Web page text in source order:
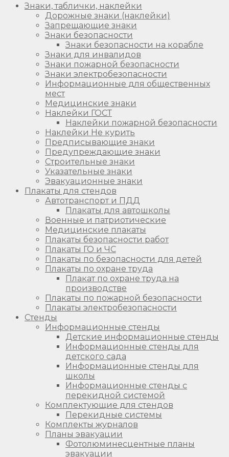
Знаки, таблички, наклейки
Дорожные знаки (наклейки)
Запрещающие знаки
Знаки безопасности
Знаки безопасности на корабле
Знаки для инвалидов
Знаки пожарной безопасности
Знаки электробезопасности
Информационные для общественных
мест
Медицинские знаки
Наклейки ГОСТ
Наклейки пожарной безопасности
Наклейки Не курить
Предписывающие знаки
Предупреждающие знаки
Строительные знаки
Указательные знаки
Эвакуационные знаки
Плакаты для стендов
Автотранспорт и ПДД
Плакаты для автошколы
Военные и патриотические
Медицинские плакаты
Плакаты безопасности работ
Плакаты ГО и ЧС
Плакаты по безопасности для детей
Плакаты по охране труда
Плакат по охране труда на
производстве
Плакаты по пожарной безопасности
Плакаты электробезопасности
Стенды
Информационные стенды
Детские информационные стенды
Информационные стенды для
детского сада
Информационные стенды для
школы
Информационные стенды с
перекидной системой
Комплектующие для стендов
Перекидные системы
Комплекты журналов
Планы эвакуации
Фотолюминесцентные планы
эвакуации